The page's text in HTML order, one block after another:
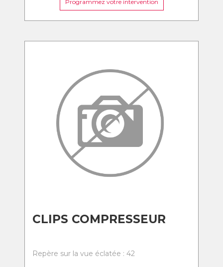
Programmez votre intervention
CLIPS COMPRESSEUR
Repère sur la vue éclatée : 42